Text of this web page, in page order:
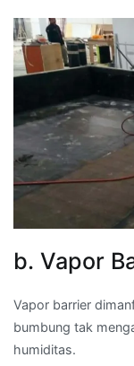
b. Vapor
Vapor barrier
bumbung tak
humiditas.